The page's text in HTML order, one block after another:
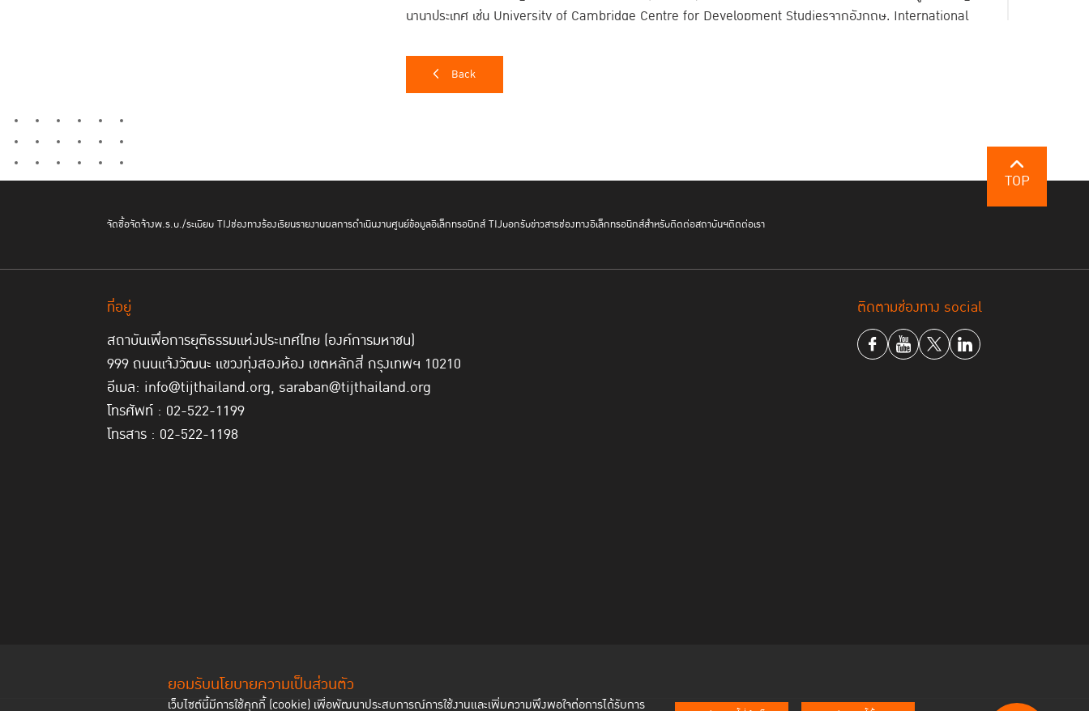
ยอมรับนโยบายความเป็นส่วนตัว
เว็บไซต์นี้มีการใช้คุกกี้ (cookie) เพื่อพัฒนาประสบการณ์การใช้งานและเพิ่มความพึงพอใจต่อการได้รับการ
นานาประเทศ เช่น University of Cambridge Centre for Development Studiesจากอังกฤษ, International
Back
TOP
จัดซื้อจัดจ้างพ.ร.บ./ระเบียบ TIJช่องทางร้องเรียนรายงานผลการดำเนินงานศูนย์ข้อมูลอิเล็กทรอนิกส์ TIJบอกรับข่าวสารช่องทางอิเล็กทรอนิกส์สำหรับติดต่อสถาบันฯติดต่อเรา
ที่อยู่
สถาบันเพื่อการยุติธรรมแห่งประเทศไทย (องค์การมหาชน)
999 ถนนแจ้งวัฒนะ แขวงทุ่งสองห้อง เขตหลักสี่ กรุงเทพฯ 10210
อีเมล: info@tijthailand.org, saraban@tijthailand.org
โทรศัพท์ : 02-522-1199
โทรสาร : 02-522-1198
ติดตามช่องทาง social